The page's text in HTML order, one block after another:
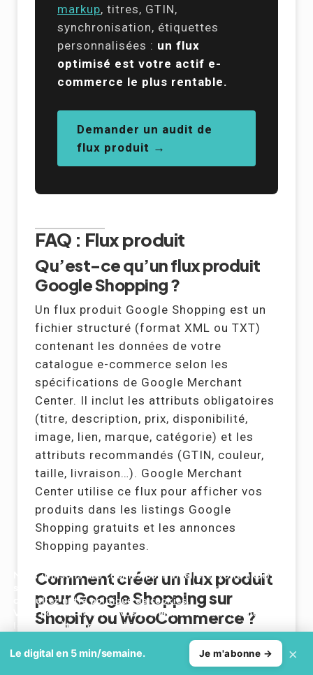
markup, titres, GTIN,
synchronisation, étiquettes
personnalisées : un flux
optimisé est votre actif e-
commerce le plus rentable.
Demander un audit de
flux produit →
FAQ : Flux produit
Qu’est-ce qu’un flux produit
Google Shopping ?
Un flux produit Google Shopping est un
fichier structuré (format XML ou TXT)
contenant les données de votre
catalogue e-commerce selon les
spécifications de Google Merchant
Center. Il inclut les attributs obligatoires
(titre, description, prix, disponibilité,
image, lien, marque, catégorie) et les
attributs recommandés (GTIN, couleur,
taille, livraison…). Google Merchant
Center utilise ce flux pour afficher vos
produits dans les listings Google
Shopping gratuits et les annonces
Shopping payantes.
Comment créer un flux produit
pour Google Shopping sur
Shopify ou WooCommerce ?
Sur Shopify, installez l’application
officielle “Google & YouTube” depuis
Le digital en 5 min/semaine. Je m'abonne → ×
Nous utilisons des cookies pour améliorer votre expérience
sur notre site et analyser notre trafic. Pour en savoir plus,
consultez notrepolitique de cookies.
Vous pouvez modifier vos préférences à tout moment dans
les paramètres des cookies.
Accepter Refuser